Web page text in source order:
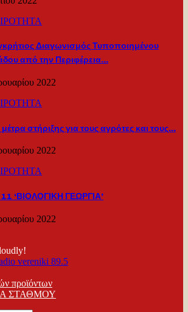
Διαγωνισμός Τυποποιημένου
από την Περιφέρεια…
2022
στήριξης για τους αγρότες και τους…
2022
‘ΒΙΟΛΟΓΙΚΗ ΓΕΩΡΓΙΑ’
2022
vereniki 89.5
προϊόντων
ΣΤΑΘΜΟΥ